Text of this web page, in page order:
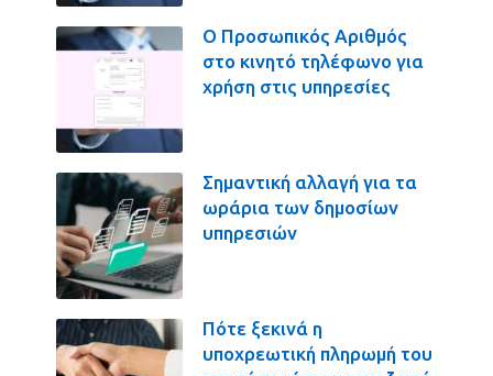
Ο Προσωπικός Αριθμός
στο κινητό τηλέφωνο για
χρήση στις υπηρεσίες
Σημαντική αλλαγή για τα
ωράρια των δημοσίων
υπηρεσιών
Πότε ξεκινά η
υποχρεωτική πληρωμή του